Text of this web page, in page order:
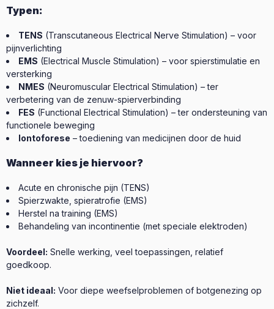
Typen:
TENS (Transcutaneous Electrical Nerve Stimulation) – voor
pijnverlichting
EMS (Electrical Muscle Stimulation) – voor spierstimulatie en
versterking
NMES (Neuromuscular Electrical Stimulation) – ter
verbetering van de zenuw-spierverbinding
FES (Functional Electrical Stimulation) – ter ondersteuning van
functionele beweging
Iontoforese – toediening van medicijnen door de huid
Wanneer kies je hiervoor?
Acute en chronische pijn (TENS)
Spierzwakte, spieratrofie (EMS)
Herstel na training (EMS)
Behandeling van incontinentie (met speciale elektroden)
Voordeel: Snelle werking, veel toepassingen, relatief
goedkoop.
Niet ideaal: Voor diepe weefselproblemen of botgenezing op
zichzelf.